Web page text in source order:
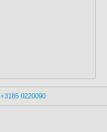
+3185 0220090